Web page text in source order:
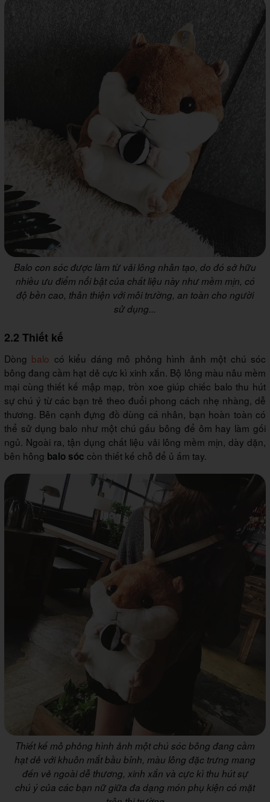
Balo con sóc được làm từ vải lông nhân tạo, do đó sở hữu
nhiều ưu điểm nổi bật của chất liệu này như mềm mịn, có
độ bền cao, thân thiện với môi trường, an toàn cho người
sử dụng...
2.2 Thiết kế
Dòng balo có kiểu dáng mô phỏng hình ảnh một chú sóc
bông đang cầm hạt dẻ cực kì xinh xắn. Bộ lông màu nâu mềm
mại cùng thiết kế mập mạp, tròn xoe giúp chiếc balo thu hút
sự chú ý từ các bạn trẻ theo đuổi phong cách nhẹ nhàng, dễ
thương. Bên cạnh đựng đồ dùng cá nhân, bạn hoàn toàn có
thể sử dụng balo như một chú gấu bông để ôm hay làm gối
ngủ. Ngoài ra, tận dụng chất liệu vải lông mềm mịn, dày dặn,
bên hông balo sóc còn thiết kế chỗ để ủ ấm tay.
Thiết kế mô phỏng hình ảnh một chú sóc bông đang cầm
hạt dẻ với khuôn mắt bầu bỉnh, màu lông đặc trưng mang
đến vẻ ngoài dễ thương, xinh xắn và cực kì thu hút sự
chú ý của các bạn nữ giữa đa dạng món phụ kiện có mặt